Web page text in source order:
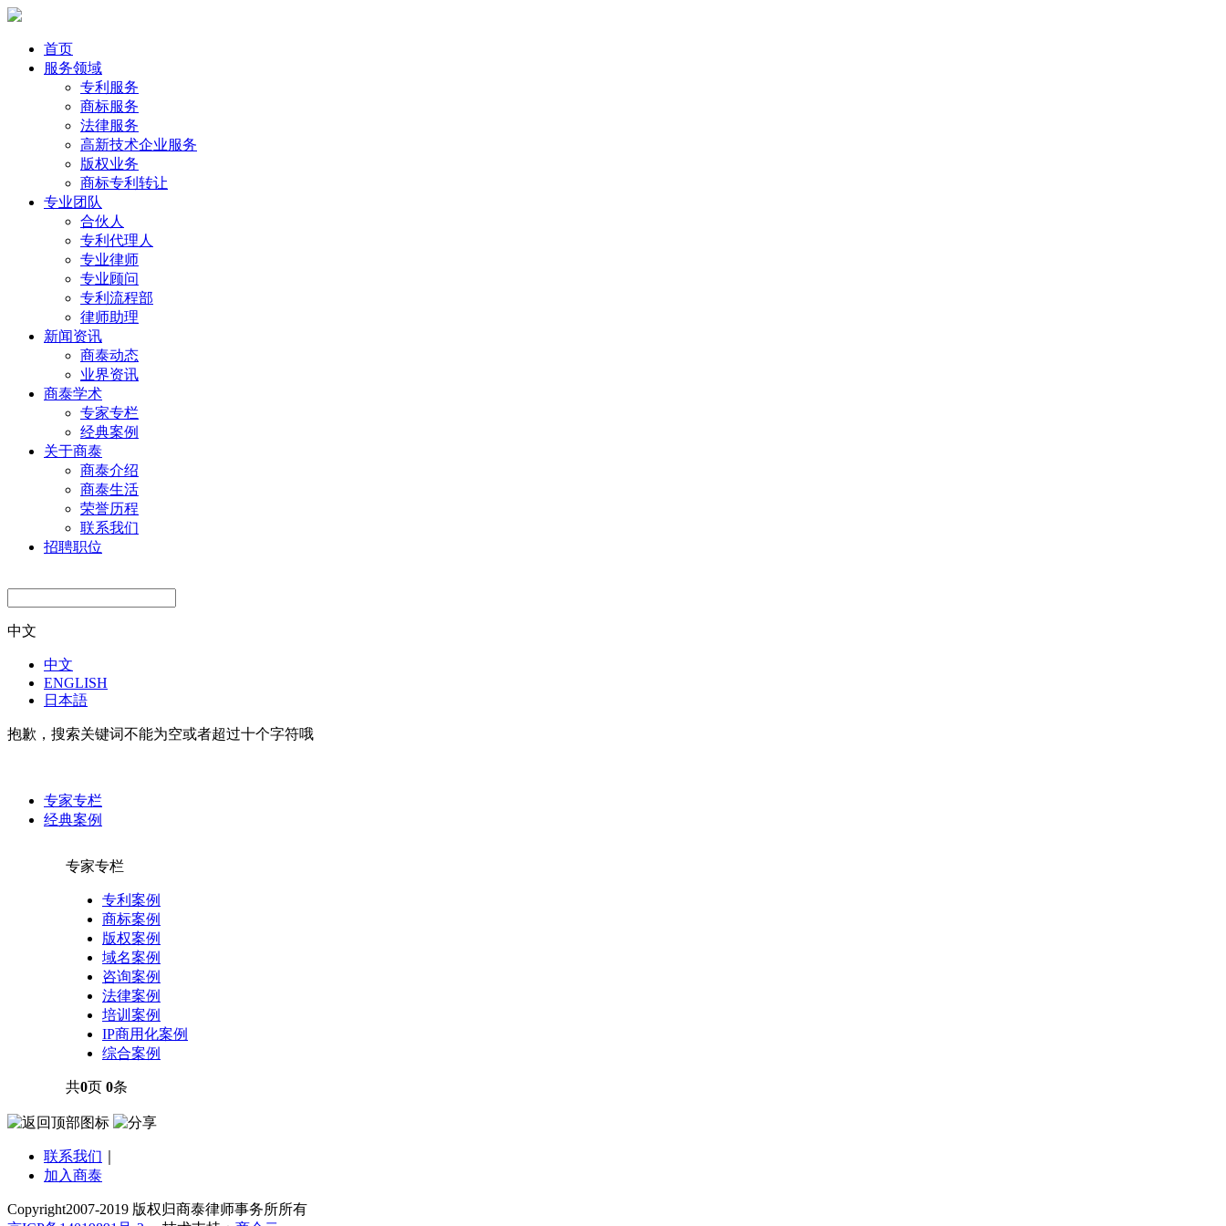
首页
服务领域
专利服务
商标服务
法律服务
高新技术企业服务
版权业务
商标专利转让
专业团队
合伙人
专利代理人
专业律师
专业顾问
专利流程部
律师助理
新闻资讯
商泰动态
业界资讯
商泰学术
专家专栏
经典案例
关于商泰
商泰介绍
商泰生活
荣誉历程
联系我们
招聘职位
中文
中文
ENGLISH
日本語
抱歉，搜索关键词不能为空或者超过十个字符哦
专家专栏
经典案例
专家专栏
专利案例
商标案例
版权案例
域名案例
咨询案例
法律案例
培训案例
IP商用化案例
综合案例
共0页 0条
联系我们
加入商泰
Copyright️2007-2019 版权归商泰律师事务所所有